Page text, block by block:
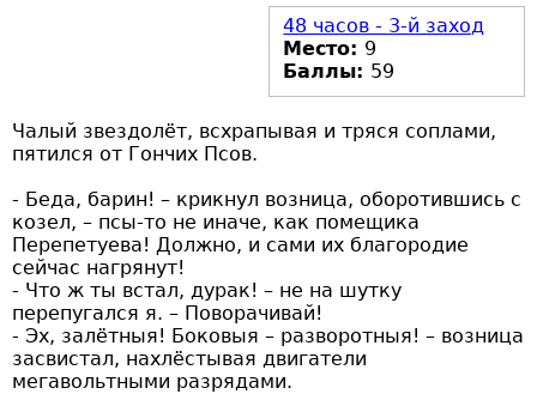
48 часов - 3-й заход
Место: 9
Баллы: 59
Чалый звездолёт, всхрапывая и тряся соплами,
пятился от Гончих Псов.
- Беда, барин! – крикнул возница, оборотившись с
козел, – псы-то не иначе, как помещика
Перепетуева! Должно, и сами их благородие
сейчас нагрянут!
- Что ж ты встал, дурак! – не на шутку
перепугался я. – Поворачивай!
- Эх, залётныя! Боковыя – разворотныя! – возница
засвистал, нахлёстывая двигатели
мегавольтными разрядами.